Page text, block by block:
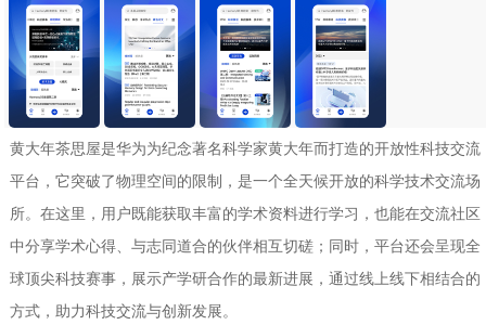
黄大年茶思屋是华为为纪念著名科学家黄大年而打造的开放性科技交流
平台，它突破了物理空间的限制，是一个全天候开放的科学技术交流场
所。在这里，用户既能获取丰富的学术资料进行学习，也能在交流社区
中分享学术心得、与志同道合的伙伴相互切磋；同时，平台还会呈现全
球顶尖科技赛事，展示产学研合作的最新进展，通过线上线下相结合的
方式，助力科技交流与创新发展。